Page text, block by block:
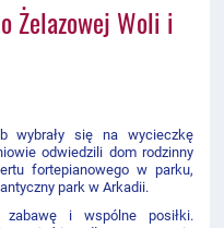
Żelazowej Woli i
się na wycieczkę
odwiedzili dom rodzinny
fortepianowego w parku,
park w Arkadii.
i wspólne posiłki.